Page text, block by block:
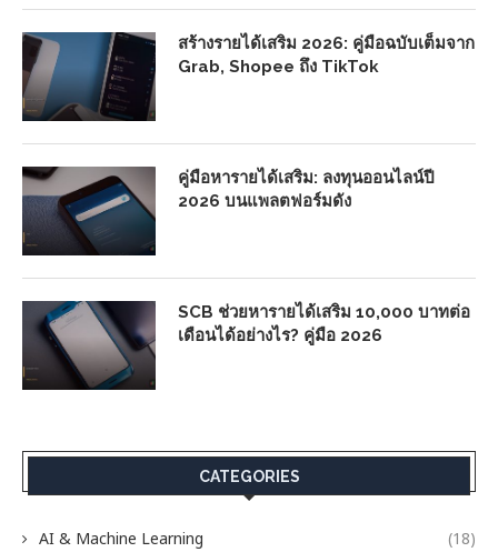
สร้างรายได้เสริม 2026: คู่มือฉบับเต็มจาก
Grab, Shopee ถึง TikTok
คู่มือหารายได้เสริม: ลงทุนออนไลน์ปี
2026 บนแพลตฟอร์มดัง
SCB ช่วยหารายได้เสริม 10,000 บาทต่อ
เดือนได้อย่างไร? คู่มือ 2026
CATEGORIES
AI & Machine Learning (18)